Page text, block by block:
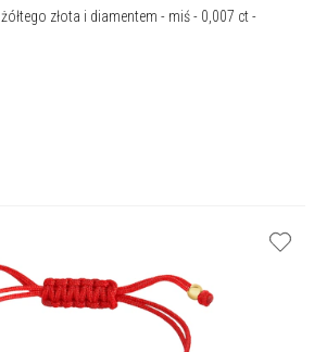
złota i diamentem - miś - 0,007 ct -